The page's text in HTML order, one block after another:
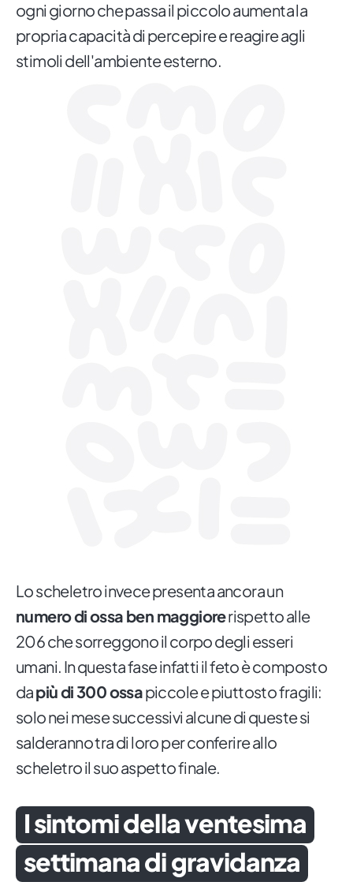
ogni giorno che passa il piccolo aumenta la
propria capacità di percepire e reagire agli
stimoli dell'ambiente esterno.
Lo scheletro invece presenta ancora un
numero di ossa ben maggiorerispetto alle
206 che sorreggono il corpo degli esseri
umani. In questa fase infatti il feto è composto
dapiù di 300 ossapiccole e piuttosto fragili:
solo nei mese successivi alcune di queste si
salderanno tra di loro per conferire allo
scheletro il suo aspetto finale.
I sintomi della ventesima
settimana di gravidanza